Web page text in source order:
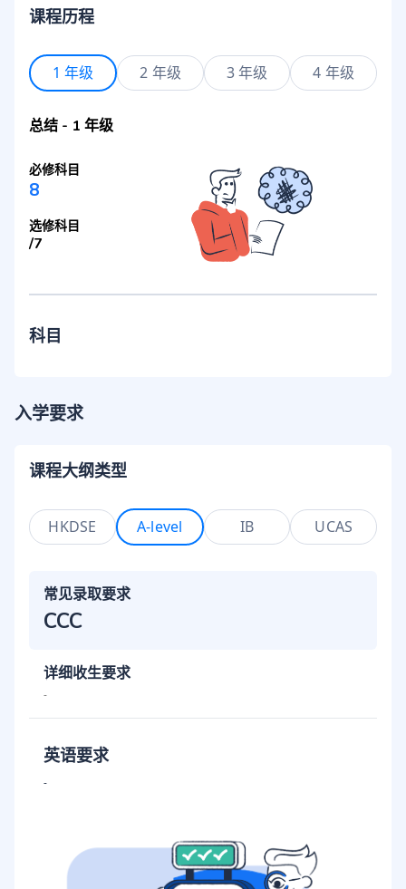
课程历程
1 年级 2 年级 3 年级 4 年级
总结 - 1 年级
必修科目
8
选修科目
/7
科目
入学要求
课程大纲类型
HKDSE A-level IB UCAS
常见录取要求
CCC
详细收生要求
-
英语要求
-